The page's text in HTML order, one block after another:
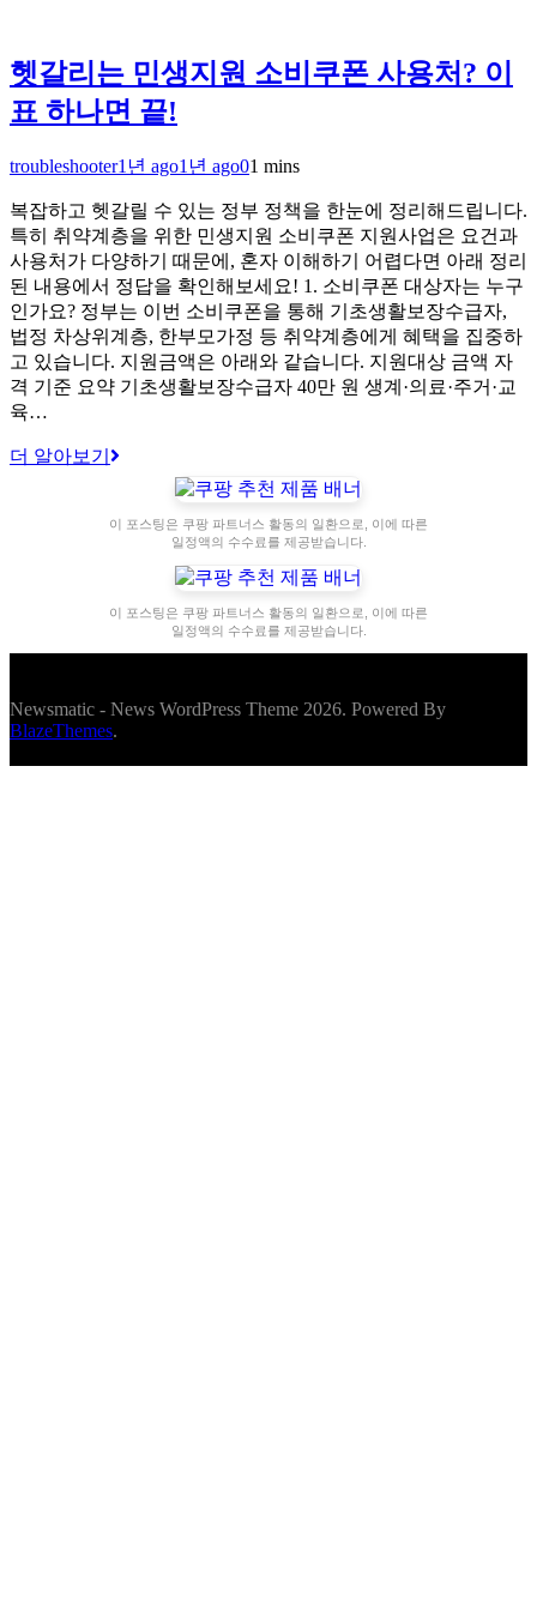
헷갈리는 민생지원 소비쿠폰 사용처? 이
표 하나면 끝!
troubleshooter1년 ago1년 ago01 mins
복잡하고 헷갈릴 수 있는 정부 정책을 한눈에 정리해드립니다.
특히 취약계층을 위한 민생지원 소비쿠폰 지원사업은 요건과
사용처가 다양하기 때문에, 혼자 이해하기 어렵다면 아래 정리
된 내용에서 정답을 확인해보세요! 1. 소비쿠폰 대상자는 누구
인가요? 정부는 이번 소비쿠폰을 통해 기초생활보장수급자,
법정 차상위계층, 한부모가정 등 취약계층에게 혜택을 집중하
고 있습니다. 지원금액은 아래와 같습니다. 지원대상 금액 자
격 기준 요약 기초생활보장수급자 40만 원 생계·의료·주거·교
육…
더 알아보기
이 포스팅은 쿠팡 파트너스 활동의 일환으로, 이에 따른
일정액의 수수료를 제공받습니다.
이 포스팅은 쿠팡 파트너스 활동의 일환으로, 이에 따른
일정액의 수수료를 제공받습니다.
Newsmatic - News WordPress Theme 2026. Powered By
BlazeThemes.